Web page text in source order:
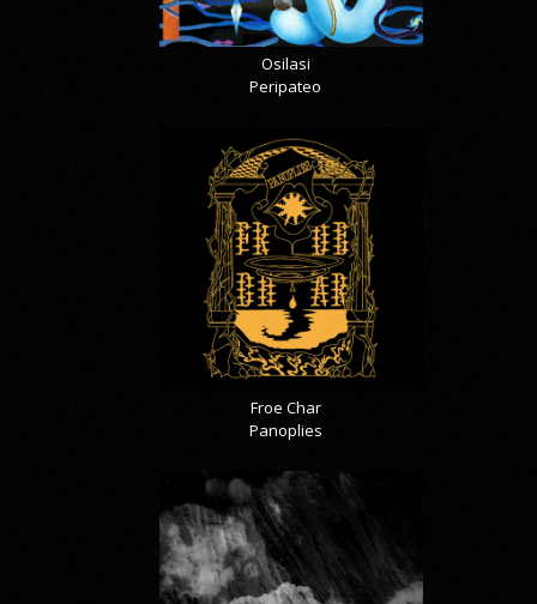
Osilasi
Peripateo
Froe Char
Panoplies